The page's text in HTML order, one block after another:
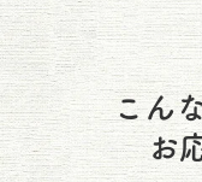
こん
お